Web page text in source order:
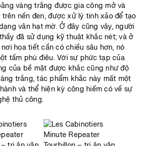
vàng trắng được gia công mở và
nền đen, được xử lý tinh xảo để tạo
vân hạt mờ. Ở đây cũng vậy, người
đã sử dụng kỹ thuật khắc nét; và ở
họa tiết cần có chiều sâu hơn, nó
tấm phù điêu. Với sự phức tạp của
của bề mặt được khắc cũng như độ
trắng, tác phẩm khắc này mất một
và thể hiện kỳ công hiếm có về sự
thủ công.